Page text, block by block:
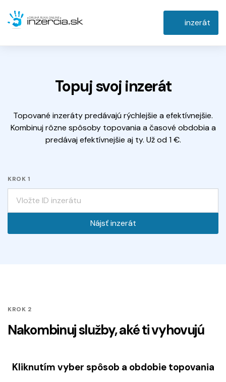
inzerát
Topuj svoj inzerát
Topované inzeráty predávajú rýchlejšie a efektívnejšie.
Kombinuj rôzne spôsoby topovania a časové obdobia a
predávaj efektívnejšie aj ty. Už od 1 €.
KROK 1
Nájsť inzerát
KROK 2
Nakombinuj služby, aké ti vyhovujú
Kliknutím vyber spôsob a obdobie topovania